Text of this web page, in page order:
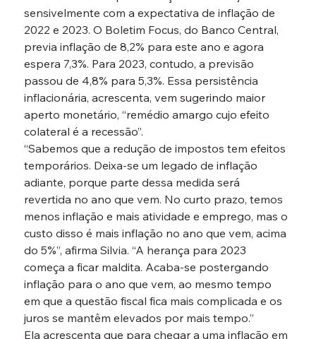
sensivelmente com a expectativa de inflação de
2022 e 2023. O Boletim Focus, do Banco Central,
previa inflação de 8,2% para este ano e agora
espera 7,3%. Para 2023, contudo, a previsão
passou de 4,8% para 5,3%. Essa persistência
inflacionária, acrescenta, vem sugerindo maior
aperto monetário, “remédio amargo cujo efeito
colateral é a recessão”.
“Sabemos que a redução de impostos tem efeitos
temporários. Deixa-se um legado de inflação
adiante, porque parte dessa medida será
revertida no ano que vem. No curto prazo, temos
menos inflação e mais atividade e emprego, mas o
custo disso é mais inflação no ano que vem, acima
do 5%”, afirma Silvia. “A herança para 2023
começa a ficar maldita. Acaba-se postergando
inflação para o ano que vem, ao mesmo tempo
em que a questão fiscal fica mais complicada e os
juros se mantêm elevados por mais tempo.”
Ela acrescenta que para chegar a uma inflação em